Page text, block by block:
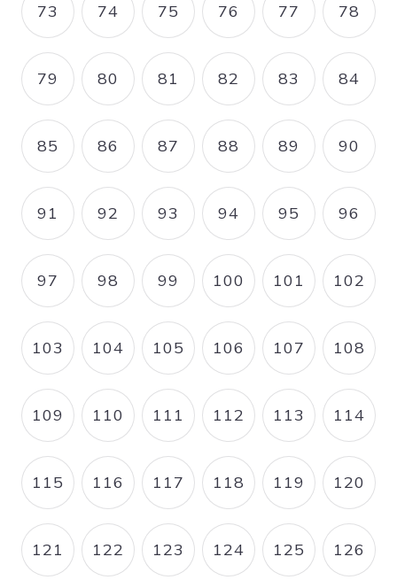
PAGE
73 PAGE
74 PAGE
75 PAGE
76 PAGE
77 PAGE
78
PAGE
79 PAGE
80 PAGE
81 PAGE
82 PAGE
83 PAGE
84
PAGE
85 PAGE
86 PAGE
87 PAGE
88 PAGE
89 PAGE
90
PAGE
91 PAGE
92 PAGE
93 PAGE
94 PAGE
95 PAGE
96
PAGE
97 PAGE
98 PAGE
99 PAGE
100 PAGE
101 PAGE
102
PAGE
103 PAGE
104 PAGE
105 PAGE
106 PAGE
107 PAGE
108
PAGE
109 PAGE
110 PAGE
111 PAGE
112 PAGE
113 PAGE
114
PAGE
115 PAGE
116 PAGE
117 PAGE
118 PAGE
119 PAGE
120
PAGE
121 PAGE
122 PAGE
123 PAGE
124 PAGE
125 PAGE
126